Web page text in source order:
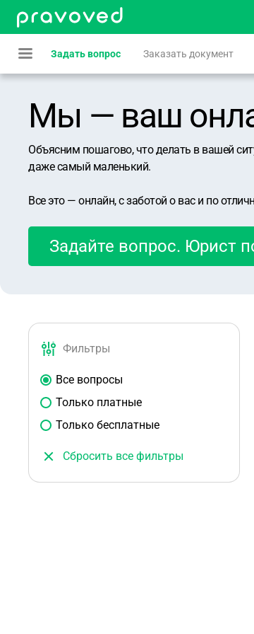
Задать вопрос Заказать документ
Мы — ваш
Объясним пошагово, что делать в вашей
даже самый маленький.
Все это — онлайн, с заботой о вас и по
Задайте вопрос. Юрист
Фильтры
Все вопросы
Только платные
Только бесплатные
Сбросить все фильтры